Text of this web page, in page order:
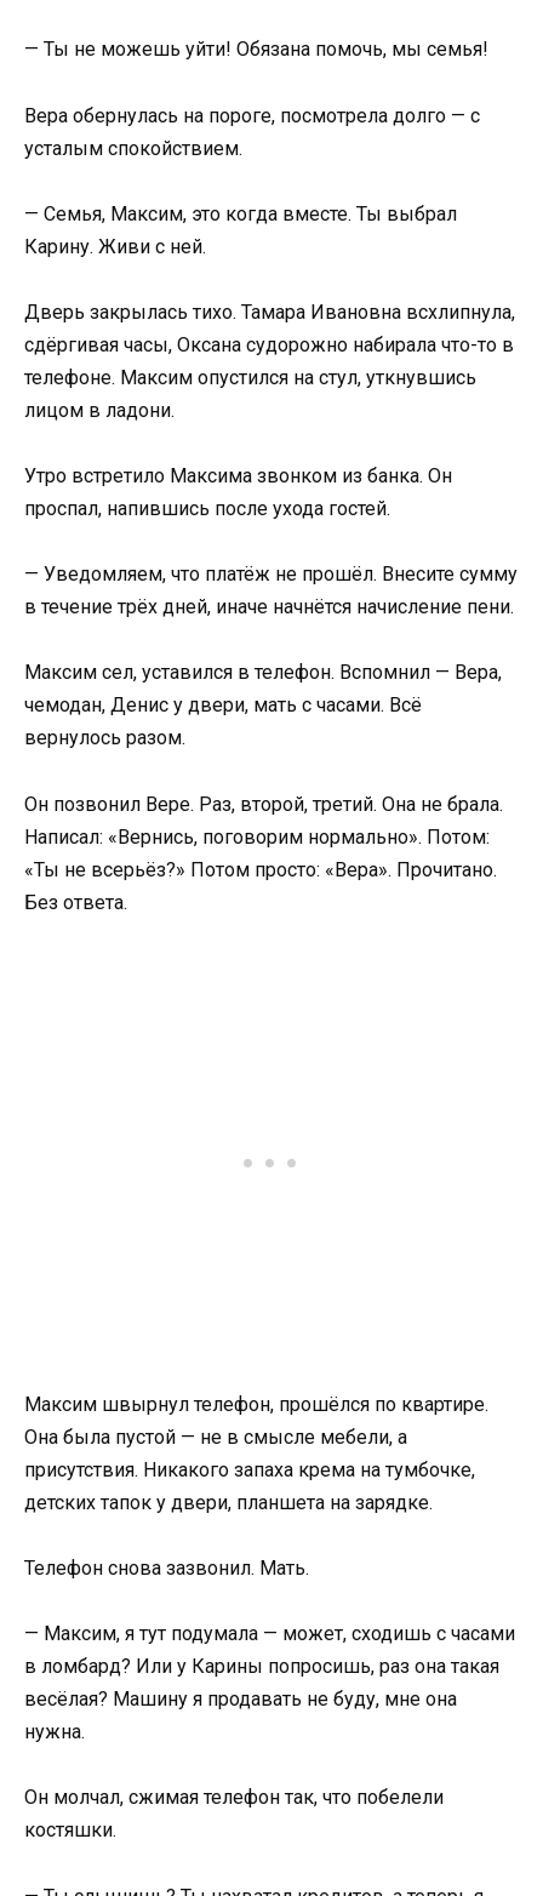
— Ты не можешь уйти! Обязана помочь, мы семья!
Вера обернулась на пороге, посмотрела долго — с
усталым спокойствием.
— Семья, Максим, это когда вместе. Ты выбрал
Карину. Живи с ней.
Дверь закрылась тихо. Тамара Ивановна всхлипнула,
сдёргивая часы, Оксана судорожно набирала что-то в
телефоне. Максим опустился на стул, уткнувшись
лицом в ладони.
Утро встретило Максима звонком из банка. Он
проспал, напившись после ухода гостей.
— Уведомляем, что платёж не прошёл. Внесите сумму
в течение трёх дней, иначе начнётся начисление пени.
Максим сел, уставился в телефон. Вспомнил — Вера,
чемодан, Денис у двери, мать с часами. Всё
вернулось разом.
Он позвонил Вере. Раз, второй, третий. Она не брала.
Написал: «Вернись, поговорим нормально». Потом:
«Ты не всерьёз?» Потом просто: «Вера». Прочитано.
Без ответа.
Максим швырнул телефон, прошёлся по квартире.
Она была пустой — не в смысле мебели, а
присутствия. Никакого запаха крема на тумбочке,
детских тапок у двери, планшета на зарядке.
Телефон снова зазвонил. Мать.
— Максим, я тут подумала — может, сходишь с часами
в ломбард? Или у Карины попросишь, раз она такая
весёлая? Машину я продавать не буду, мне она
нужна.
Он молчал, сжимая телефон так, что побелели
костяшки.